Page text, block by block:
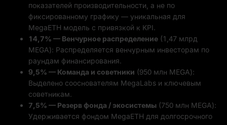
показателей производительности, а не по
фиксированному графику — уникальная для
MegaETH модель с привязкой к KPI.
14,7% — Венчурное распределение (1,47 млрд
MEGA): Распределяется венчурным инвесторам по
раундам финансирования.
9,5% — Команда и советники (950 млн MEGA):
Выделено сооснователям MegaLabs и ключевым
советникам.
7,5% — Резерв фонда / экосистемы (750 млн MEGA):
Удерживается фондом MegaETH для долгосрочного